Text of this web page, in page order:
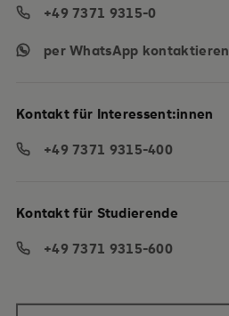
+49 7371 9315-0
per WhatsApp kontaktieren
Kontakt für Interessent:innen
+49 7371 9315-400
Kontakt für Studierende
+49 7371 9315-600